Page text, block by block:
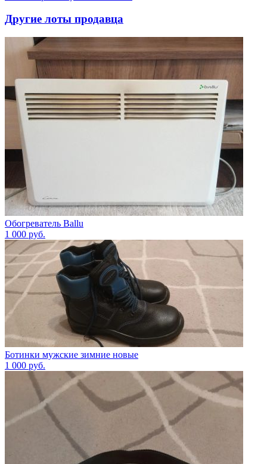
Другие лоты продавца
Обогреватель Ballu
1 000 руб.
Ботинки мужские зимние новые
1 000 руб.